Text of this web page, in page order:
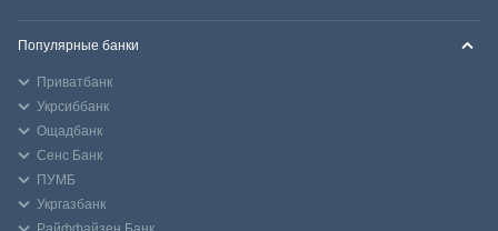
Популярные банки
Приватбанк
Укрсиббанк
Ощадбанк
Сенс Банк
ПУМБ
Укргазбанк